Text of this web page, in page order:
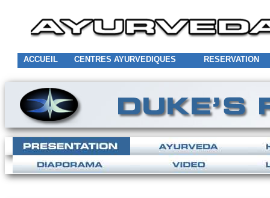
ACCUEIL CENTRES AYURVEDIQUES RESERVATION